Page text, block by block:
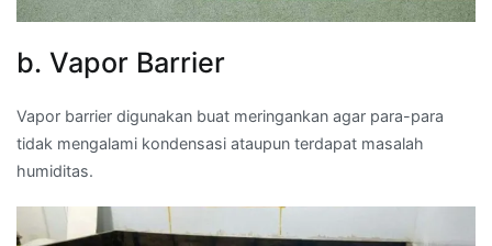
b. Vapor Barrier
Vapor barrier digunakan buat meringankan agar para-para
tidak mengalami kondensasi ataupun terdapat masalah
humiditas.